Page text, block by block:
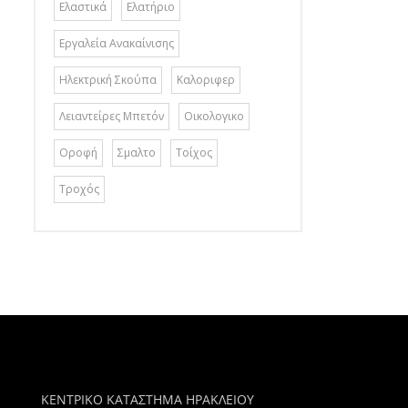
Ελαστικά Ελατήριο
Εργαλεία Ανακαίνισης
Ηλεκτρική Σκούπα Καλοριφερ
Λειαντείρες Μπετόν Οικολογικο
Οροφή Σμαλτο Τοίχος
Τροχός
ΚΕΝΤΡΙΚΟ ΚΑΤΑΣΤΗΜΑ ΗΡΑΚΛΕΙΟΥ